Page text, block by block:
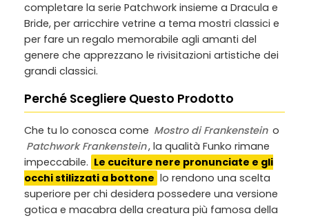
completare la serie Patchwork insieme a Dracula e
Bride, per arricchire vetrine a tema mostri classici e
per fare un regalo memorabile agli amanti del
genere che apprezzano le rivisitazioni artistiche dei
grandi classici.
Perché Scegliere Questo Prodotto
Che tu lo conosca come Mostro di Frankenstein o
Patchwork Frankenstein, la qualità Funko rimane
impeccabile. Le cuciture nere pronunciate e gli
occhi stilizzati a bottone lo rendono una scelta
superiore per chi desidera possedere una versione
gotica e macabra della creatura più famosa della